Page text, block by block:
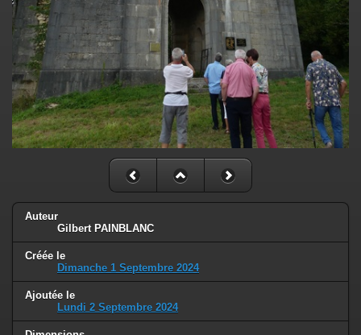
Auteur
Gilbert PAINBLANC
Créée le
Dimanche 1 Septembre 2024
Ajoutée le
Lundi 2 Septembre 2024